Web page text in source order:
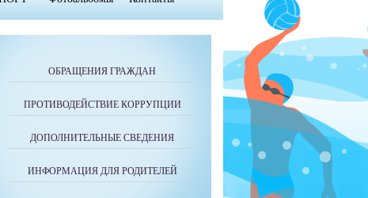
ОБРАЩЕНИЯ ГРАЖДАН
ПРОТИВОДЕЙСТВИЕ КОРРУПЦИИ
ДОПОЛНИТЕЛЬНЫЕ СВЕДЕНИЯ
ИНФОРМАЦИЯ ДЛЯ РОДИТЕЛЕЙ